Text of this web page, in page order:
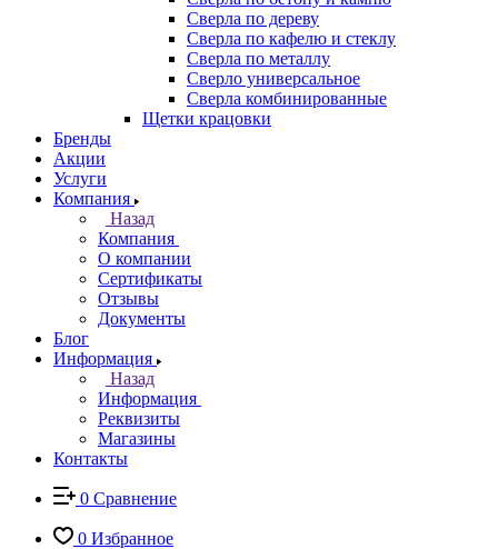
Сверла по дереву
Сверла по кафелю и стеклу
Сверла по металлу
Сверло универсальное
Сверла комбинированные
Щетки крацовки
Бренды
Акции
Услуги
Компания
Назад
Компания
О компании
Сертификаты
Отзывы
Документы
Блог
Информация
Назад
Информация
Реквизиты
Магазины
Контакты
0 Сравнение
0 Избранное